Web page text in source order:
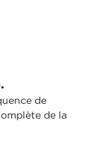
de
de la